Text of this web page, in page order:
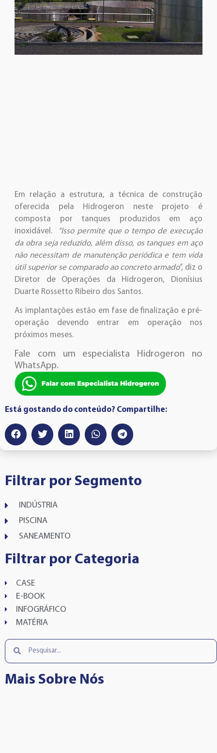
Em relação a estrutura, a técnica de construção
oferecida pela Hidrogeron neste projeto é
composta por tanques produzidos em aço
inoxidável.
“Isso permite que o tempo de execução
da obra seja reduzido, além disso, os tanques em aço
não necessitam de manutenção periódica e tem vida
útil superior se comparado ao concreto armado”, diz o
Diretor de Operações da Hidrogeron, Dionísius
Duarte Rossetto Ribeiro dos Santos.
As implantações estão em fase de finalização e pré-
operação devendo entrar em operação nos
próximos meses.
Fale com um especialista Hidrogeron no
WhatsApp.
Está gostando do conteúdo? Compartilhe:
Filtrar por Segmento
INDÚSTRIA
PISCINA
SANEAMENTO
Filtrar por Categoria
CASE
E-BOOK
INFOGRÁFICO
MATÉRIA
Mais Sobre Nós